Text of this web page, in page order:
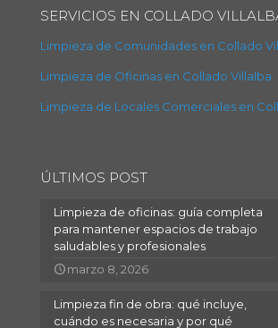
SERVICIOS EN COLLADO
Limpieza de Comunidades en Collado
Limpieza de Oficinas en Collado Villalba
Limpieza de Locales Comerciales en
ÚLTIMOS POST
Limpieza de oficinas: guía completa
para mantener espacios de trabajo
saludables y profesionales
marzo 8, 2026
Limpieza fin de obra: qué incluye,
cuándo es necesaria y por qué